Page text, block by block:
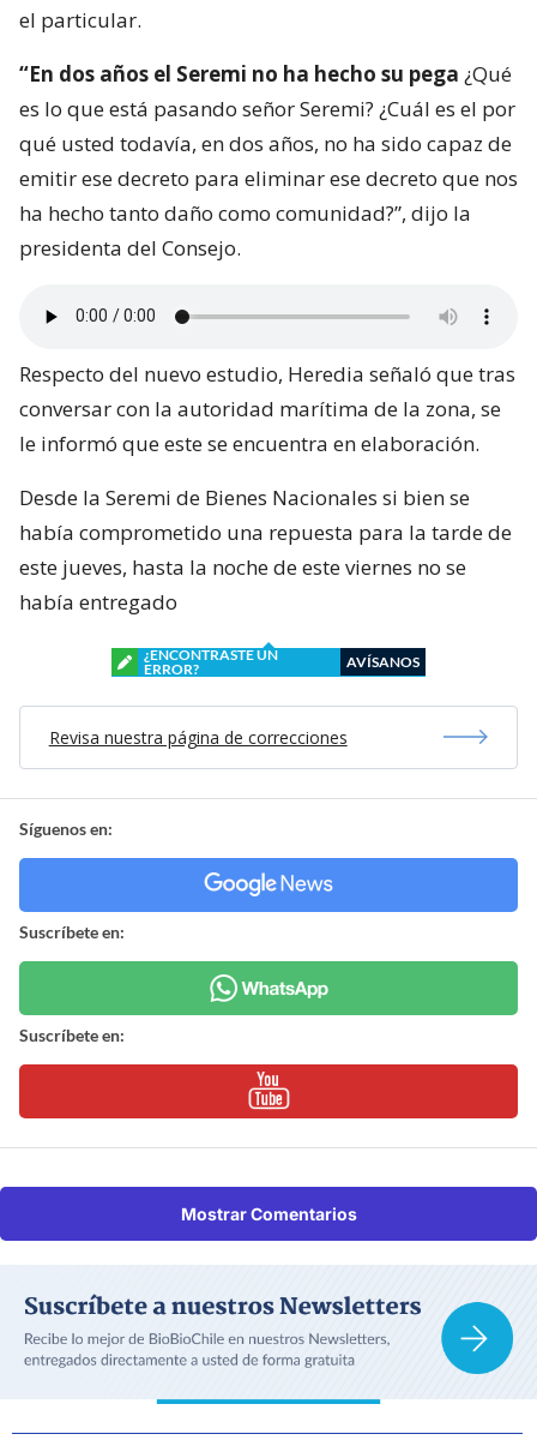
el particular.
“En dos años el Seremi no ha hecho su pega ¿Qué
es lo que está pasando señor Seremi? ¿Cuál es el por
qué usted todavía, en dos años, no ha sido capaz de
emitir ese decreto para eliminar ese decreto que nos
ha hecho tanto daño como comunidad?”, dijo la
presidenta del Consejo.
Respecto del nuevo estudio, Heredia señaló que tras
conversar con la autoridad marítima de la zona, se
le informó que este se encuentra en elaboración.
Desde la Seremi de Bienes Nacionales si bien se
había comprometido una repuesta para la tarde de
este jueves, hasta la noche de este viernes no se
había entregado
¿ENCONTRASTE UN
ERROR?
AVÍSANOS
Revisa nuestra página de correcciones
Síguenos en:
Suscríbete en:
Suscríbete en:
Mostrar Comentarios